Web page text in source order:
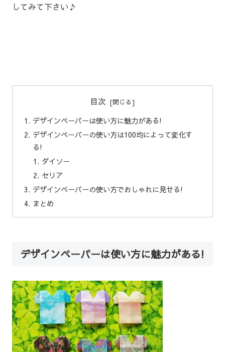
してみて下さい♪
目次
デザインペーパーは使い方に魅力がある!
デザインペーパーの使い方は100均によって変化す
る!
ダイソー
セリア
デザインペーパーの使い方でおしゃれに見せる!
まとめ
デザインペーパーは使い方に魅力がある!